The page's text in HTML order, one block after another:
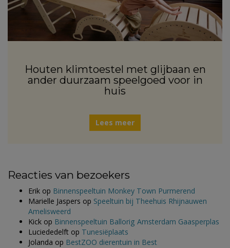
Houten klimtoestel met glijbaan en
ander duurzaam speelgoed voor in
huis
Lees meer
Reacties van bezoekers
Erik op Binnenspeeltuin Monkey Town Purmerend
Marielle Jaspers op Speeltuin bij Theehuis Rhijnauwen
Amelisweerd
Kick op Binnenspeeltuin Ballorig Amsterdam Gaasperplas
Luciededelft op Tunesiëplaats
Jolanda op BestZOO dierentuin in Best